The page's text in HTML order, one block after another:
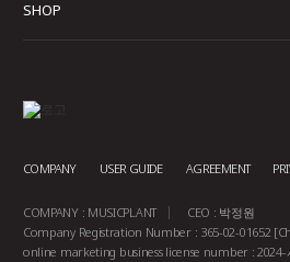
SHOP
COMPANY USER GUIDE AGREEMENT
COMPANY : MUSICPLANT
CEO : 박정원
Company Registration Number : 365-02-01652
online marketing business license number : 2024-